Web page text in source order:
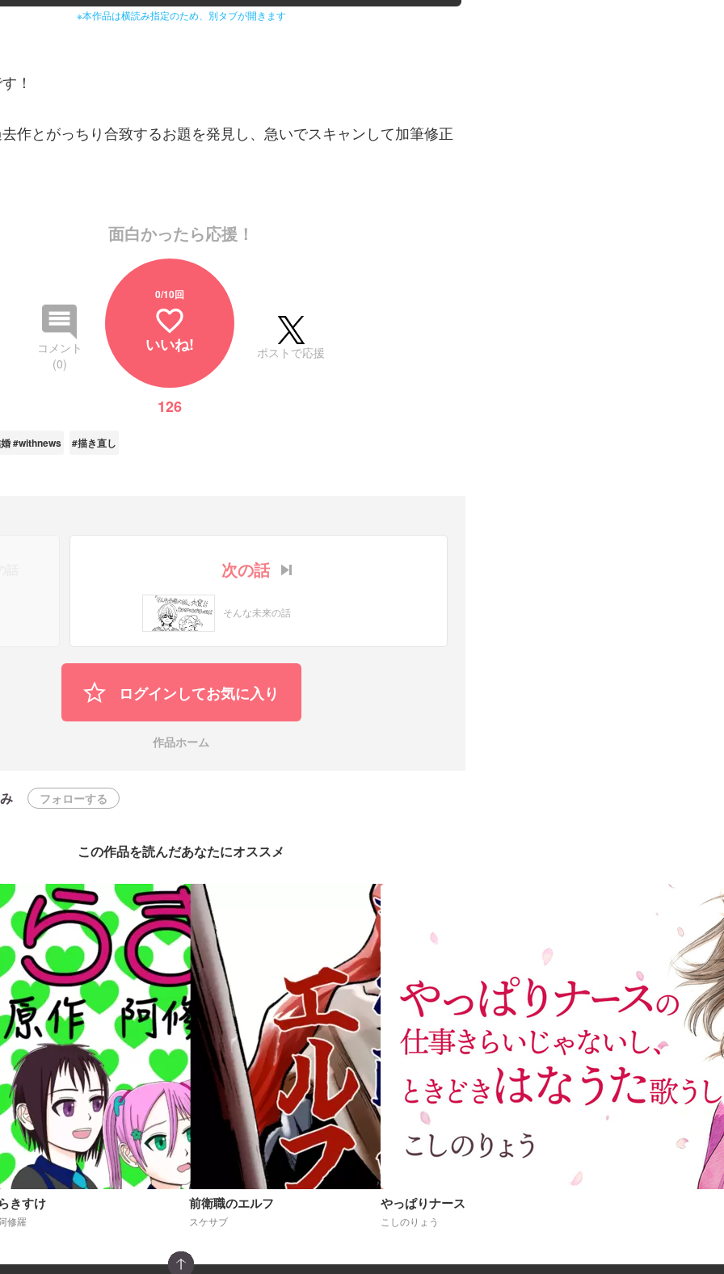
※本作品は横読み指定のため、別タブが開きます
！
作とがっちり合致するお題を発見し、急いでスキャンして加筆修正
面白かったら応援！
コメント
(0)
0/10回
favorite_border
いいね!
126
ポストで応援
#withnews #描き直し
次の話
そんな未来の話
ログインしてお気に入り
作品ホーム
フォローする
この作品を読んだあなたにオススメ
らきすけ
修羅
前衛職のエルフ
スケサブ
やっぱりナース
こしのりょう